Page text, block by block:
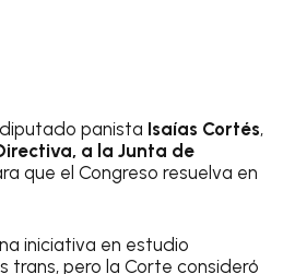
diputado panista Isaías Cortés,
a la Junta de
que el Congreso resuelva en
iniciativa en estudio
pero la Corte consideró